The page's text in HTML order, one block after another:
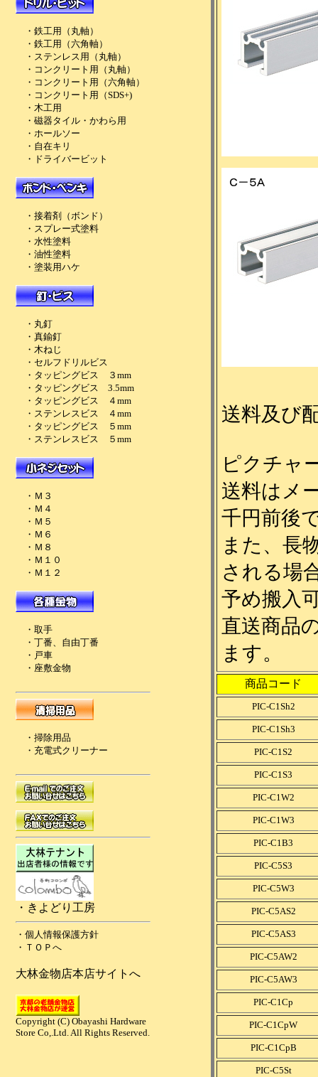
送料及び
ピクチャ
送料はメ
千円前後
また、長
される場
予め搬入
直送商品
ます。
商品コード
PIC-C1Sh2
PIC-C1Sh3
PIC-C1S2
PIC-C1S3
PIC-C1W2
PIC-C1W3
PIC-C1B3
PIC-C5S3
PIC-C5W3
PIC-C5AS2
PIC-C5AS3
PIC-C5AW2
PIC-C5AW3
PIC-C1Cp
PIC-C1CpW
PIC-C1CpB
PIC-C5St